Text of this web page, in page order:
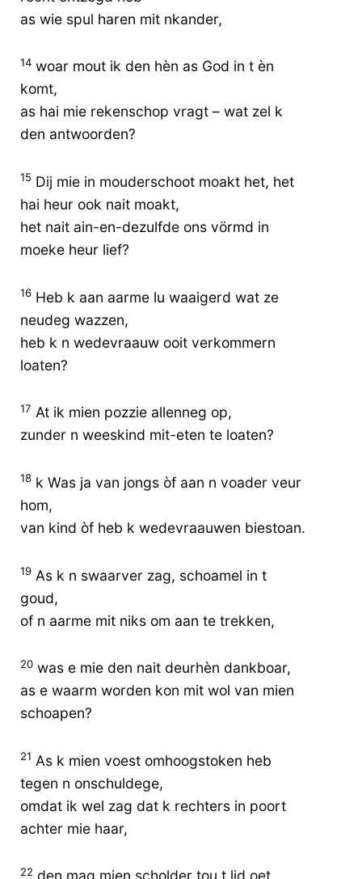
as wie spul haren mit nkander,
14 woar mout ik den hèn as God in t èn
komt,
as hai mie rekenschop vragt – wat zel k
den antwoorden?
15 Dij mie in mouderschoot moakt het, het
hai heur ook nait moakt,
het nait ain-en-dezulfde ons vörmd in
moeke heur lief?
16 Heb k aan aarme lu waaigerd wat ze
neudeg wazzen,
heb k n wedevraauw ooit verkommern
loaten?
17 At ik mien pozzie allenneg op,
zunder n weeskind mit-eten te loaten?
18 k Was ja van jongs òf aan n voader veur
hom,
van kind òf heb k wedevraauwen biestoan.
19 As k n swaarver zag, schoamel in t
goud,
of n aarme mit niks om aan te trekken,
20 was e mie den nait deurhèn dankboar,
as e waarm worden kon mit wol van mien
schoapen?
21 As k mien voest omhoogstoken heb
tegen n onschuldege,
omdat ik wel zag dat k rechters in poort
achter mie haar,
22